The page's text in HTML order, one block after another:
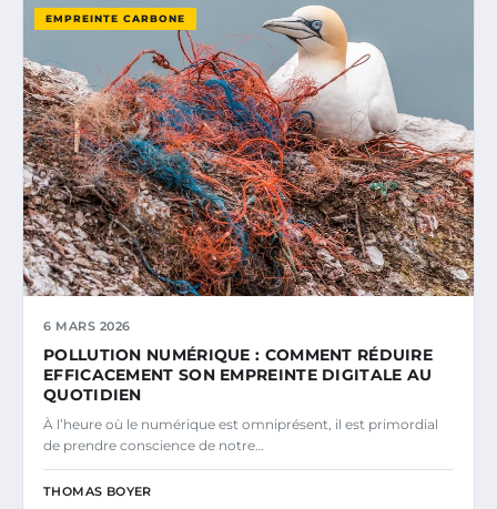
EMPREINTE CARBONE
6 MARS 2026
POLLUTION NUMÉRIQUE : COMMENT RÉDUIRE
EFFICACEMENT SON EMPREINTE DIGITALE AU
QUOTIDIEN
À l’heure où le numérique est omniprésent, il est primordial
de prendre conscience de notre…
THOMAS BOYER